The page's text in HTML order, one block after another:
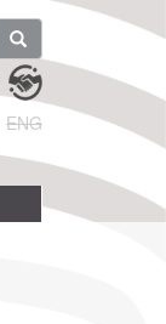
ENG